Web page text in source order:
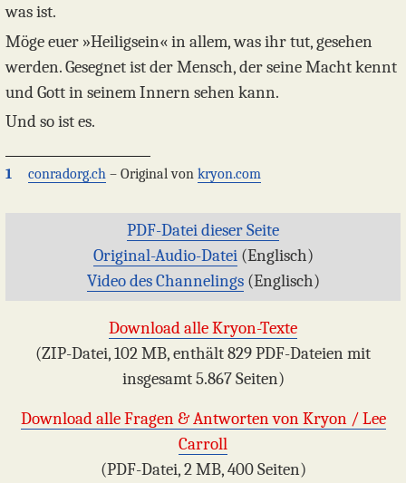
was ist.
Möge euer »Heiligsein« in allem, was ihr tut, gesehen
werden. Gesegnet ist der Mensch, der seine Macht kennt
und Gott in seinem Innern sehen kann.
Und so ist es.
1 conradorg.ch – Original von kryon.com
PDF-Datei dieser Seite
Original-Audio-Datei(Englisch)
Video des Channelings(Englisch)
Download alle Kryon-Texte
(ZIP-Datei, 102 MB, enthält 829 PDF-Dateien mit
insgesamt 5.867 Seiten)
Download alle Fragen & Antworten von Kryon / Lee
Carroll
(PDF-Datei, 2 MB, 400 Seiten)